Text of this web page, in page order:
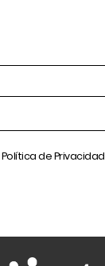
Política de Privacidad